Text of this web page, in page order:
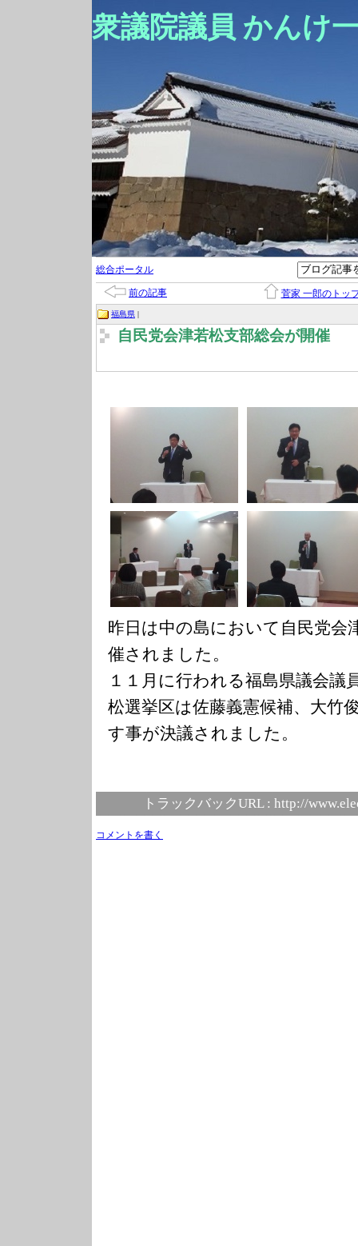
衆議院議員 かんけ
総合ポータル
前の記事 菅家 一郎のトッ
福島県 |
自民党会津若松支部総会が開催
昨日は中の島において自民党会
催されました。
１１月に行われる福島県議会議
松選挙区は佐藤義憲候補、大竹
す事が決議されました。
トラックバックURL : http://
コメントを書く